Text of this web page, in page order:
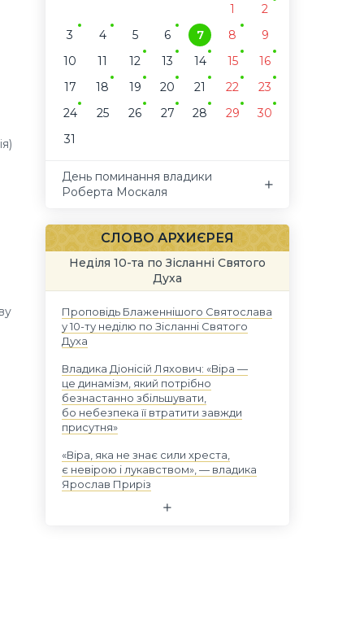
1
2
3
4 5 6 7 8
9
10
11 12 13 14 15
16
17
18 19 20 21 22
23
24
25 26 27 28 29
30
31
День поминання владики
Роберта Москаля
СЛОВО АРХИЄРЕЯ
Неділя 10-та по Зісланні Святого
Духа
Проповідь Блаженнішого Святослава
у 10-ту неділю по Зісланні Святого
Духа
Владика Діонісій Ляхович: «Віра —
це динамізм, який потрібно
безнастанно збільшувати,
бо небезпека її втратити завжди
присутня»
«Віра, яка не знає сили хреста,
є невірою і лукавством», — владика
Ярослав Приріз